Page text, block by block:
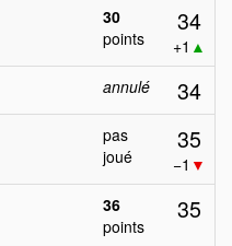
30
points
34
+1 ▲
annulé 34
pas
joué
35
−1 ▼
36
points
35